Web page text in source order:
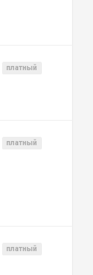
платный
платный
платный